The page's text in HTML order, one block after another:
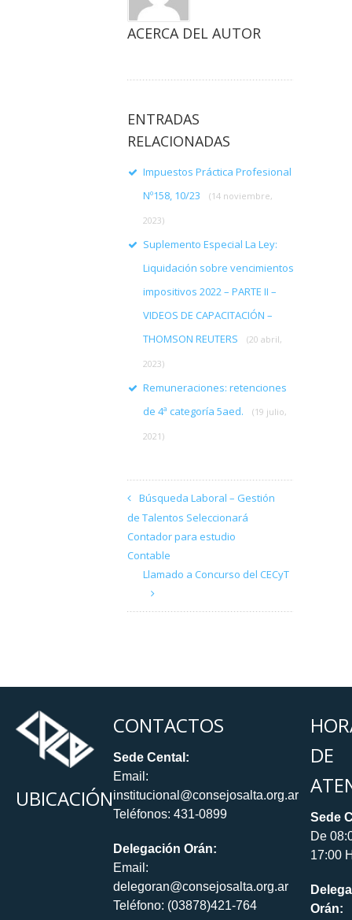
ACERCA DEL AUTOR
ENTRADAS
RELACIONADAS
Impuestos Práctica Profesional
Nº158, 10/23
(14 noviembre,
2023)
Suplemento Especial La Ley:
Liquidación sobre vencimientos
impositivos 2022 – PARTE II –
VIDEOS DE CAPACITACIÓN –
THOMSON REUTERS
(20 abril,
2023)
Remuneraciones: retenciones
de 4ª categoría 5aed.
(19 julio,
2021)
Búsqueda Laboral – Gestión
de Talentos Seleccionará
Contador para estudio
Contable
Llamado a Concurso del CECyT
UBICACIÓN
CONTACTOS
Sede Cental:
Email:
institucional@consejosalta.org.ar
Teléfonos: 431-0899
Delegación Orán:
Email:
delegoran@consejosalta.org.ar
Teléfono: (03878)421-764
DE
Sede
De
17:00
Orán: